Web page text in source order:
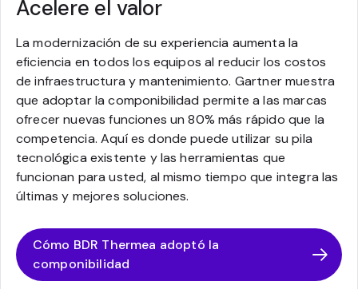
Acelere el valor
La modernización de su experiencia aumenta la
eficiencia en todos los equipos al reducir los costos
de infraestructura y mantenimiento. Gartner muestra
que adoptar la componibilidad permite a las marcas
ofrecer nuevas funciones un 80% más rápido que la
competencia. Aquí es donde puede utilizar su pila
tecnológica existente y las herramientas que
funcionan para usted, al mismo tiempo que integra las
últimas y mejores soluciones.
Cómo BDR Thermea adoptó la
componibilidad